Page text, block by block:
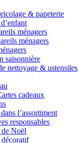
& papeterie
ménagers
ménagers
saisonnière
nettoyage & ustensiles
cadeaux
l’assortiment
responsables
Noël